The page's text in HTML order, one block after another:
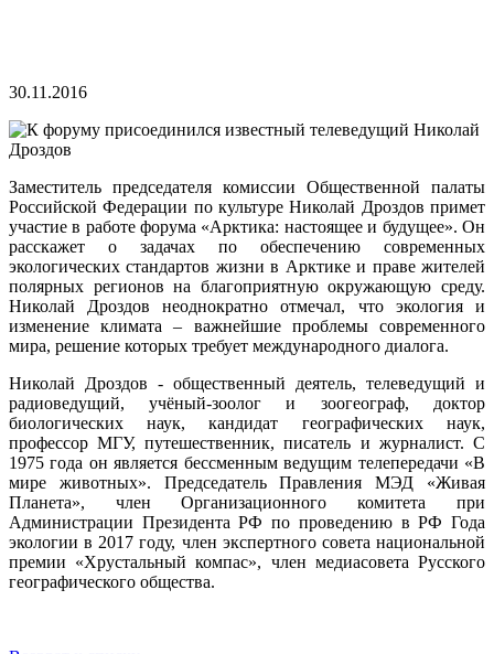
30.11.2016
Заместитель председателя комиссии Общественной палаты
Российской Федерации по культуре Николай Дроздов примет
участие в работе форума «Арктика: настоящее и будущее». Он
расскажет о задачах по обеспечению современных
экологических стандартов жизни в Арктике и праве жителей
полярных регионов на благоприятную окружающую среду.
Николай Дроздов неоднократно отмечал, что экология и
изменение климата – важнейшие проблемы современного
мира, решение которых требует международного диалога.
Николай Дроздов - общественный деятель, телеведущий и
радиоведущий, учёный-зоолог и зоогеограф, доктор
биологических наук, кандидат географических наук,
профессор МГУ, путешественник, писатель и журналист. С
1975 года он является бессменным ведущим телепередачи «В
мире животных». Председатель Правления МЭД «Живая
Планета», член Организационного комитета при
Администрации Президента РФ по проведению в РФ Года
экологии в 2017 году, член экспертного совета национальной
премии «Хрустальный компас», член медиасовета Русского
географического общества.